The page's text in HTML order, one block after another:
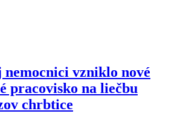
nemocnici vzniklo nové
pracovisko na liečbu
chrbtice